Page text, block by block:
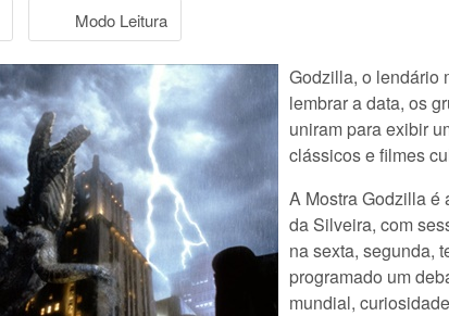
Modo Leitura
Godzilla, o lendário
lembrar a data, os
uniram para exibir
clássicos e filmes
A Mostra Godzilla é
da Silveira, com
na sexta, segunda,
programado um
mundial,